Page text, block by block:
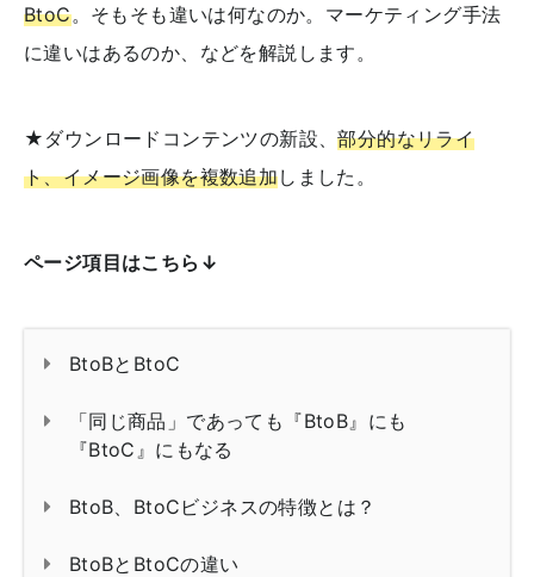
BtoC。そもそも違いは何なのか。マーケティング手法
に違いはあるのか、などを解説します。
★ダウンロードコンテンツの新設、部分的なリライ
ト、イメージ画像を複数追加しました。
ページ項目はこちら↓
BtoBとBtoC
「同じ商品」であっても『BtoB』にも
『BtoC』にもなる
BtoB、BtoCビジネスの特徴とは？
BtoBとBtoCの違い